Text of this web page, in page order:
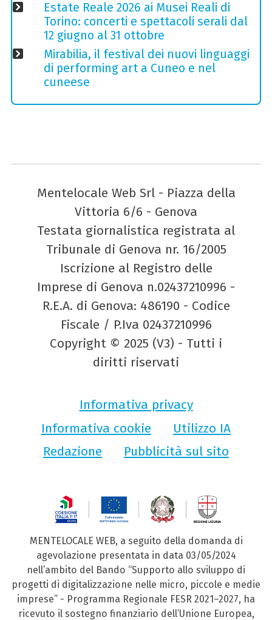
Estate Reale 2026 ai Musei Reali di
Torino: concerti e spettacoli serali dal
12 giugno al 31 ottobre
Mirabilia, il festival dei nuovi linguaggi
di performing art a Cuneo e nel
cuneese
Mentelocale Web Srl - Piazza della
Vittoria 6/6 - Genova
Testata giornalistica registrata al
Tribunale di Genova nr. 16/2005
Iscrizione al Registro delle
Imprese di Genova n.02437210996 -
R.E.A. di Genova: 486190 - Codice
Fiscale / P.Iva 02437210996
Copyright © 2025 (V3) - Tutti i
diritti riservati
Informativa privacy
Informativa cookie
Utilizzo IA
Redazione
Pubblicità sul sito
MENTELOCALE WEB, a seguito della domanda di
agevolazione presentata in data 03/05/2024
nell’ambito del Bando “Supporto allo sviluppo di
progetti di digitalizzazione nelle micro, piccole e medie
imprese” - Programma Regionale FESR 2021–2027, ha
ricevuto il sostegno finanziario dell’Unione Europea,